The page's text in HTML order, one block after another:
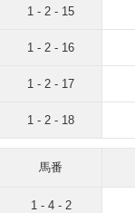
1 - 2 - 15
1 - 2 - 16
1 - 2 - 17
1 - 2 - 18
馬番
1 - 4 - 2